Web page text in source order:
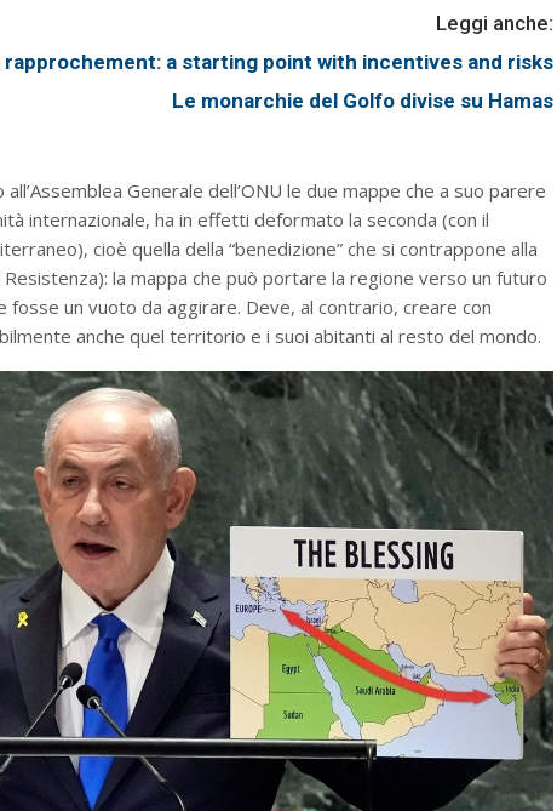
Leggi anche:
rapprochement: a starting point with incentives and risks
Le monarchie del Golfo divise su Hamas
Generale dell’ONU le due mappe che a suo parere
internazionale, ha in effetti deformato la seconda (con il
cioè quella della “benedizione” che si contrappone alla
Resistenza): la mappa che può portare la regione verso un futuro
fosse un vuoto da aggirare. Deve, al contrario, creare con
anche quel territorio e i suoi abitanti al resto del mondo.